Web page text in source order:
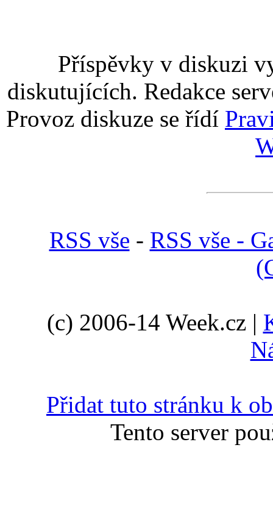
Příspěvky v diskuzi
diskutujících. Redakce
Provoz diskuze se řídí
RSS vše - RSS vše -
(c) 2006-14 Week.cz |
Přidat tuto stránku k
Tento server